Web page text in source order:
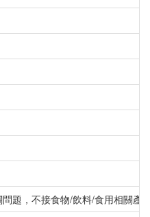
題，不接食物/飲料/食用相關